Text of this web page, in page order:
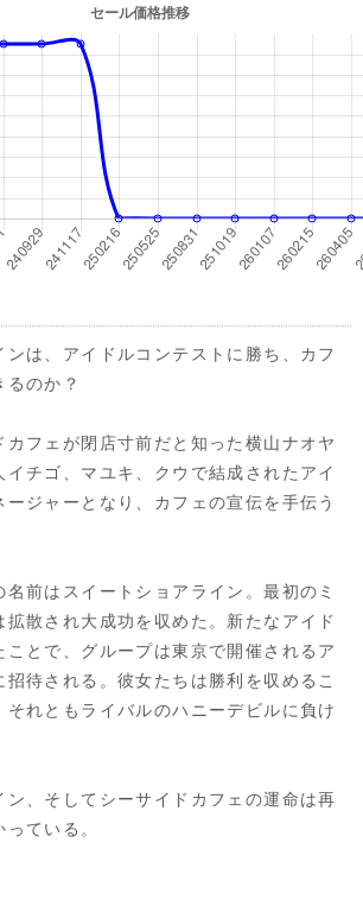
ンは、アイドルコンテストに勝ち、カフ
るのか？
カフェが閉店寸前だと知った横山ナオヤ
イチゴ、マユキ、クウで結成されたアイ
ージャーとなり、カフェの宣伝を手伝う
前はスイートショアライン。最初のミ
拡散され大成功を収めた。新たなアイド
ことで、グループは東京で開催されるア
待される。彼女たちは勝利を収めるこ
れともライバルのハニーデビルに負け
ン、そしてシーサイドカフェの運命は再
ている。